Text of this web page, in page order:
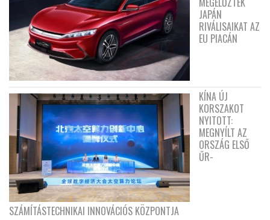
JAPÁN
RIVÁLISAIKAT AZ
EU PIACÁN
KÍNA ÚJ
KORSZAKOT
NYITOTT:
MEGNYÍLT AZ
ORSZÁG ELSŐ
ŰR-
SZÁMÍTÁSTECHNIKAI INNOVÁCIÓS KÖZPONTJA